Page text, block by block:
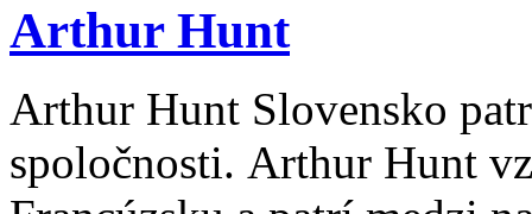
Arthur Hunt
Arthur Hunt Slovensko
spoločnosti. Arthur Hunt